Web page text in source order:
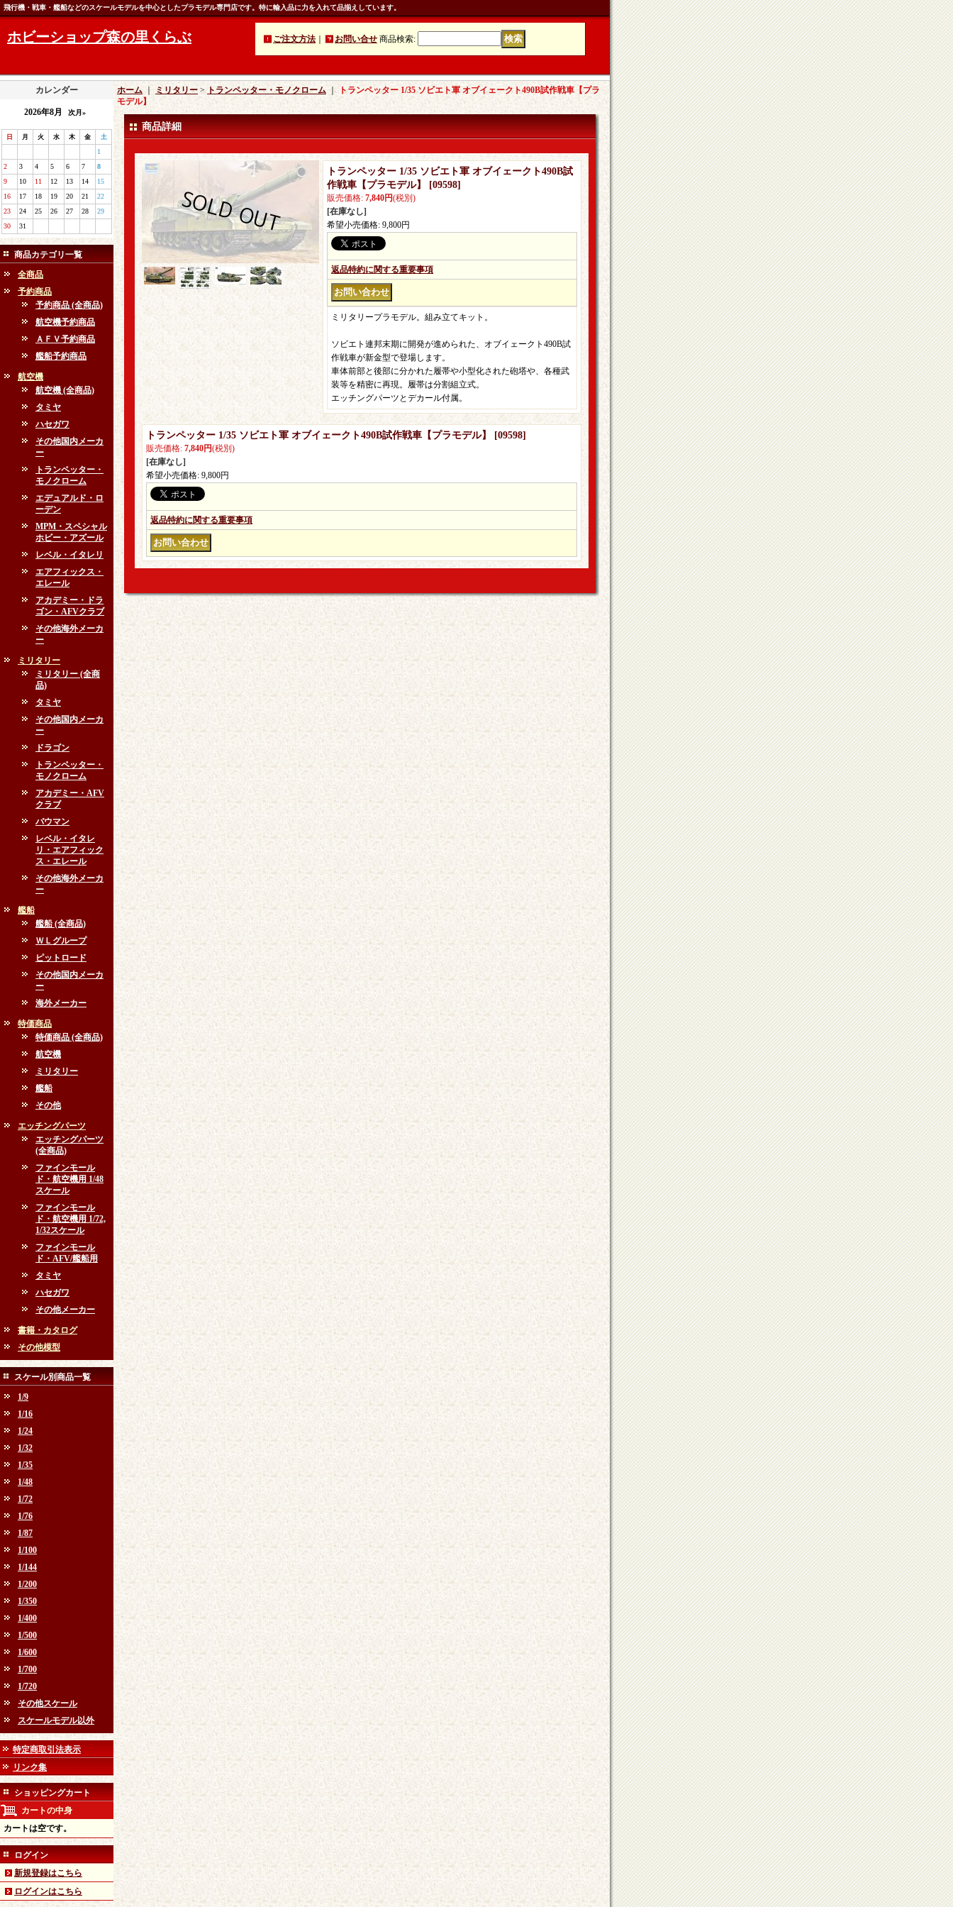
飛行機・戦車・艦船などのスケールモデルを中心としたプラモデル専門店です。特に輸入品に力を入れて品揃えしています。
ホビーショップ森の里くらぶ ご注文方法 お問い合せ 商品検索:
カレンダー
2026年8月 次月»
日 月 火 水 木 金 土
1
2
3 4 5 6 7
8
9
10 11 12 13 14
15
16
17 18 19 20 21
22
23
24 25 26 27 28
29
30
31
商品カテゴリ一覧
全商品
予約商品
予約商品 (全商品)
航空機予約商品
ＡＦＶ予約商品
艦船予約商品
航空機
航空機 (全商品)
タミヤ
ハセガワ
その他国内メーカ
ー
トランペッター・
モノクローム
エデュアルド・ロ
ーデン
MPM・スペシャル
ホビー・アズール
レベル・イタレリ
エアフィックス・
エレール
アカデミー・ドラ
ゴン・AFVクラブ
その他海外メーカ
ー
ミリタリー
ミリタリー (全商
品)
タミヤ
その他国内メーカ
ー
ドラゴン
トランペッター・
モノクローム
アカデミー・AFV
クラブ
バウマン
レベル・イタレ
リ・エアフィック
ス・エレール
その他海外メーカ
ー
艦船
艦船 (全商品)
ＷＬグループ
ピットロード
その他国内メーカ
ー
海外メーカー
特価商品
特価商品 (全商品)
航空機
ミリタリー
艦船
その他
エッチングパーツ
エッチングパーツ
(全商品)
ファインモール
ド・航空機用 1/48
スケール
ファインモール
ド・航空機用 1/72,
1/32スケール
ファインモール
ド・AFV/艦船用
タミヤ
ハセガワ
その他メーカー
書籍・カタログ
その他模型
スケール別商品一覧
1/9
1/16
1/24
1/32
1/35
1/48
1/72
1/76
1/87
1/100
1/144
1/200
1/350
1/400
1/500
1/600
1/700
1/720
その他スケール
スケールモデル以外
特定商取引法表示
リンク集
ショッピングカート
カートの中身
カートは空です。
ログイン
新規登録はこちら
ログインはこちら
ホーム ミリタリー > トランペッター・モノクローム ｜
トランペッター 1/35 ソビエト軍 オブイェークト490B試作戦車【プラ
モデル】
商品詳細
トランペッター 1/35 ソビエト軍 オブイェークト490B試
作戦車【プラモデル】
[09598]
販売価格: 7,840円(税別)
[在庫なし]
希望小売価格: 9,800円
返品特約に関する重要事項
ミリタリープラモデル。組み立てキット。
ソビエト連邦末期に開発が進められた、オブイェークト490B試
作戦車が新金型で登場します。
車体前部と後部に分かれた履帯や小型化された砲塔や、各種武
装等を精密に再現。履帯は分割組立式。
エッチングパーツとデカール付属。
トランペッター 1/35 ソビエト軍 オブイェークト490B試作戦車【プラモデル】 [09598]
販売価格: 7,840円(税別)
[在庫なし]
希望小売価格: 9,800円
返品特約に関する重要事項